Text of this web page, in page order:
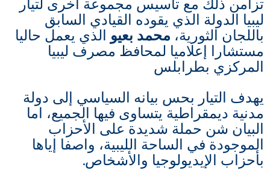
تزامن ذلك مع تأسيس مجموعة أخرى لتيار
ليبيا الدولة الذي يقوده القيادي السابق
باللجان الثورية، محمد بعيوالذي يعمل حاليا
مستشارا إعلاميا لمحافظ مصرف ليبيا
المركزي بطرابلس
يهدف التيار بحس بيانه السياسي إلى دولة
مدنية ديمقراطية يتساوى فيها الجميع، اما
البيان شن حملة شديدة على الأحزاب
الموجودة في الساحة الليبية، واصفا إياها
بأحزاب الإيديولوجيا والأشخاص.